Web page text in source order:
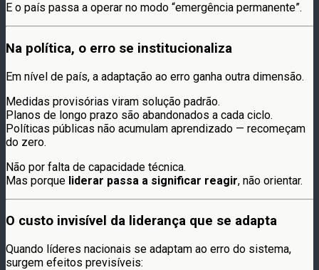
E o país passa a operar no modo “emergência permanente”.
Na política, o erro se institucionaliza
Em nível de país, a adaptação ao erro ganha outra dimensão.
Medidas provisórias viram solução padrão.
Planos de longo prazo são abandonados a cada ciclo.
Políticas públicas não acumulam aprendizado — recomeçam
do zero.
Não por falta de capacidade técnica.
Mas porque liderar passa a significar reagir, não orientar.
O custo invisível da liderança que se adapta
Quando líderes nacionais se adaptam ao erro do sistema,
surgem efeitos previsíveis: